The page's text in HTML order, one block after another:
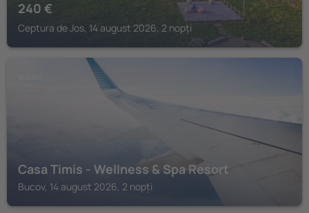
240 €
Ceptura de Jos, 14 august 2026, 2 nopți
Casa Timis - Wellness & Spa Resort
Bucov, 14 august 2026, 2 nopți